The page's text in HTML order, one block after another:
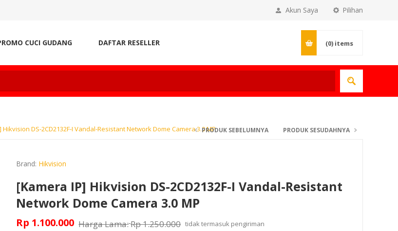
Pilihan
Akun Saya
CUCI GUDANG DAFTAR RESELLER (0) items
Hikvision DS-2CD2132F-I Vandal-Resistant Network Dome Camera 3.0 MPPRODUK SEBELUMNYA PRODUK SESUDAHNYA
Brand: Hikvision
[Kamera IP] Hikvision DS-2CD2132F-I Vandal-Resistant
Network Dome Camera 3.0 MP
Rp 1.100.000 Harga Lama:Rp 1.250.000 tidak termasuk pengiriman